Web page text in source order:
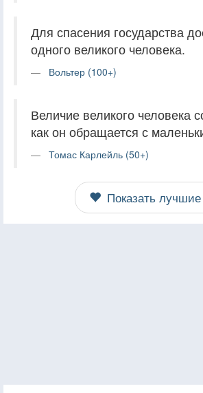
Для спасения государства
одного великого человека.
Вольтер (100+)
Величие великого человека
как он обращается с
Томас Карлейль (50+)
Показать лучшие